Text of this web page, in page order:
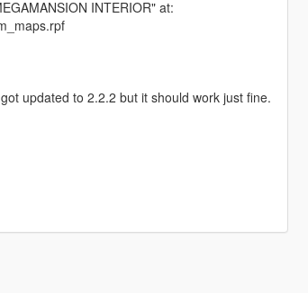
INTERIOR" at:
updated to 2.2.2 but it should work just fine.